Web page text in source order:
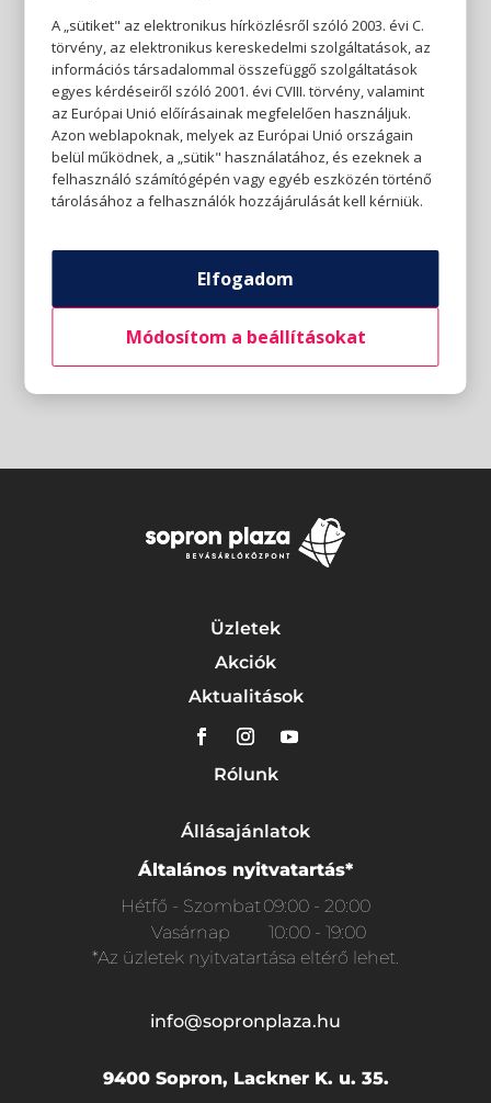
Üzletek
Akciók
Aktualitások
Rólunk
Állásajánlatok
Általános nyitvatartás*
Hétfő - Szombat09:00 - 20:00
Vasárnap
10:00 - 19:00
*Az üzletek nyitvatartása eltérő lehet.
info@sopronplaza.hu
9400 Sopron, Lackner K. u. 35.
A „sütiket" az elektronikus hírközlésről szóló 2003. évi C.
törvény, az elektronikus kereskedelmi szolgáltatások, az
információs társadalommal összefüggő szolgáltatások
egyes kérdéseiről szóló 2001. évi CVIII. törvény, valamint
az Európai Unió előírásainak megfelelően használjuk.
Azon weblapoknak, melyek az Európai Unió országain
belül működnek, a „sütik" használatához, és ezeknek a
felhasználó számítógépén vagy egyéb eszközén történő
tárolásához a felhasználók hozzájárulását kell kérniük.
Elfogadom
Módosítom a beállításokat